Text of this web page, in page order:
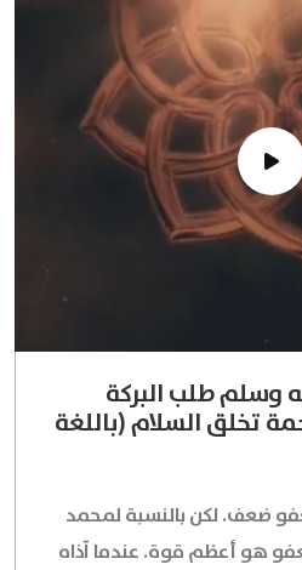
وسلم طلب البركة
تخلق السلام (باللغة
ضعف. لكن بالنسبة لمحمد
هو أعظم قوة. عندما آذاه